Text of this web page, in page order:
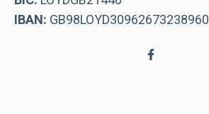
IBAN: GB98LOYD30962673238960